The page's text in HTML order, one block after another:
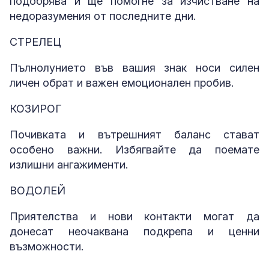
недоразумения от последните дни.
СТРЕЛЕЦ
Пълнолунието във вашия знак носи силен
личен обрат и важен емоционален пробив.
КОЗИРОГ
Почивката и вътрешният баланс стават
особено важни. Избягвайте да поемате
излишни ангажименти.
ВОДОЛЕЙ
Приятелства и нови контакти могат да
донесат неочаквана подкрепа и ценни
възможности.